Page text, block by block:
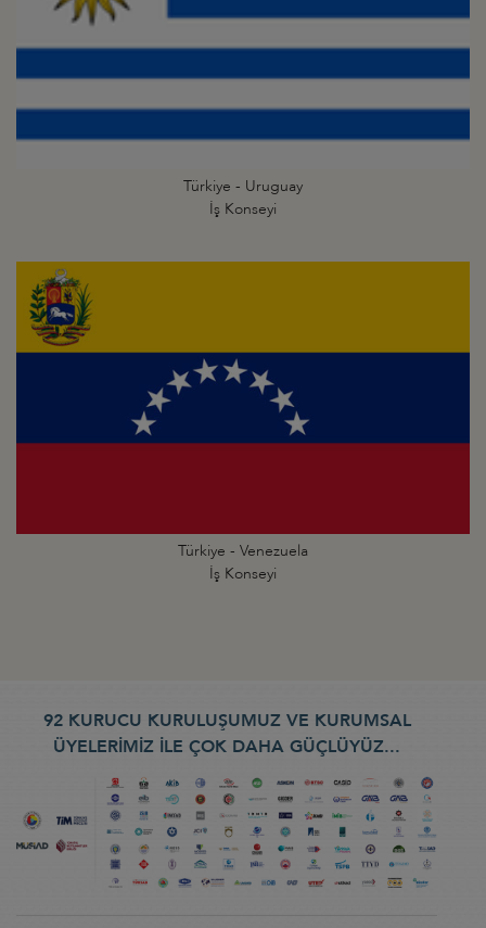
Türkiye - Uruguay
İş Konseyi
Türkiye - Venezuela
İş Konseyi
92 KURUCU KURULUŞUMUZ VE KURUMSAL
ÜYELERİMİZ İLE ÇOK DAHA GÜÇLÜYÜZ...